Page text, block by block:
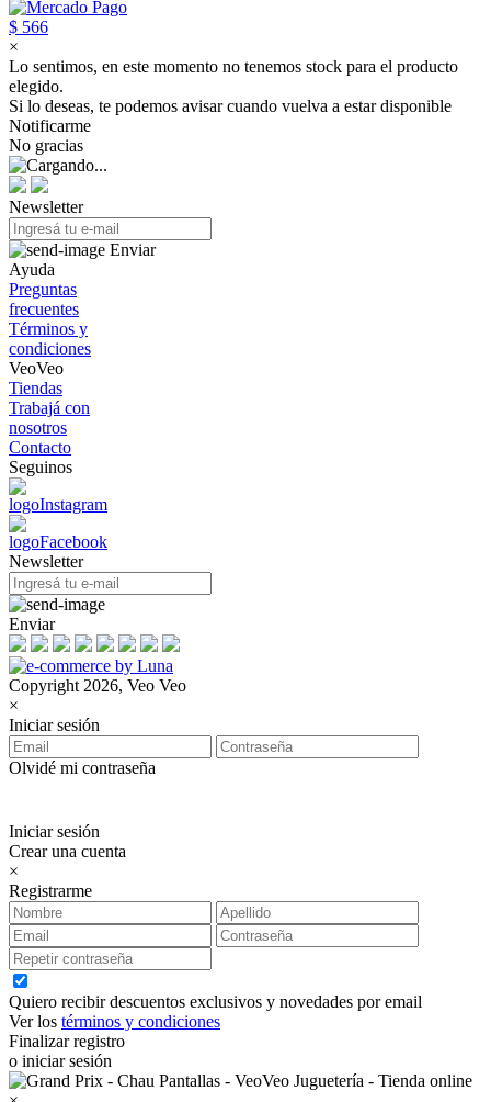
$ 566
×
Lo sentimos, en este momento no tenemos stock para el producto
elegido.
Si lo deseas, te podemos avisar cuando vuelva a estar disponible
Notificarme
No gracias
Newsletter
Enviar
Ayuda
Preguntas
frecuentes
Términos y
condiciones
VeoVeo
Tiendas
Trabajá con
nosotros
Contacto
Seguinos
Newsletter
Enviar
Copyright 2026, Veo Veo
×
Iniciar sesión
Olvidé mi contraseña
Iniciar sesión
Crear una cuenta
×
Registrarme
Quiero recibir descuentos exclusivos y novedades por email
Ver los términos y condiciones
Finalizar registro
o iniciar sesión